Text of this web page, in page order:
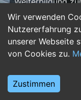
Wir verwenden
Nutzererfahrung
unserer Webseite
von Cookies zu.
Zustimmen
bist du auf
Hier findest du
Assistenzärzte
Inneren Medizin
deine Karriere
passende Klinik